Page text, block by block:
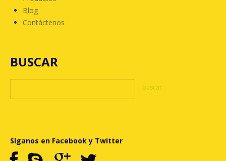
Blog
Contáctenos
BUSCAR
Síganos en Facebook y Twitter